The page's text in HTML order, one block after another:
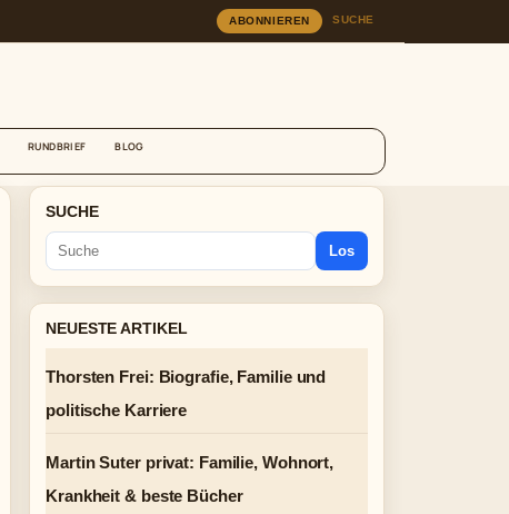
ABONNIEREN SUCHE
RUNDBRIEF BLOG
SUCHE
Los
NEUESTE ARTIKEL
Thorsten Frei: Biografie, Familie und
politische Karriere
Martin Suter privat: Familie, Wohnort,
Krankheit & beste Bücher